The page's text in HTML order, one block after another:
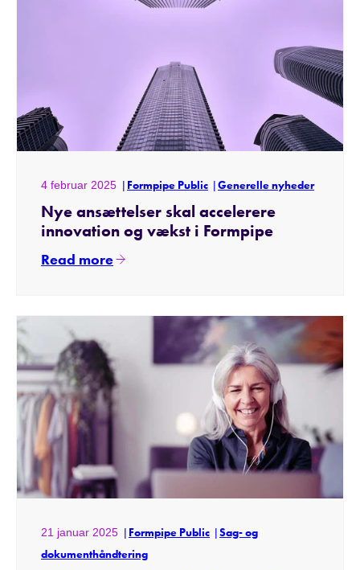
4 februar 2025 Formpipe Public Generelle nyheder
Nye ansættelser skal accelerere
innovation og vækst i Formpipe
Read more
21 januar 2025 Formpipe Public
Sag- og
dokumenthåndtering